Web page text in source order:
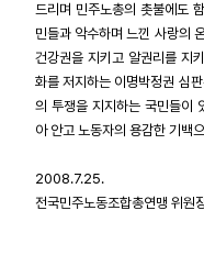
드리며 민주노총의 촛불에도
민들과 악수하며 느낀 사랑의
건강권을 지키고 알권리를 지
화를 저지하는 이명박정권 심
의 투쟁을 지지하는 국민들이
아 안고 노동자의 용감한 기백
2008.7.25.
전국민주노동조합총연맹 위원